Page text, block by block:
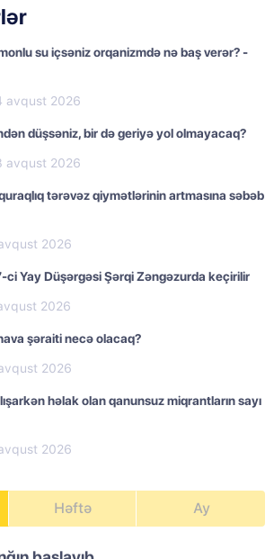
su içsəniz orqanizmdə nə baş verər? -
avqust 2026
düşsəniz, bir də geriyə yol olmayacaq?
avqust 2026
tərəvəz qiymətlərinin artmasına səbəb
2026
ci Yay Düşərgəsi Şərqi Zəngəzurda keçirilir
2026
şəraiti necə olacaq?
2026
həlak olan qanunsuz miqrantların sayı
2026
Həftə Ay